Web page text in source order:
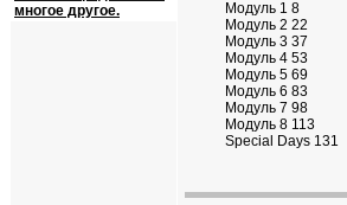
Модуль 1 8
Модуль 2 22
Модуль 3 37
Модуль 4 53
Модуль 5 69
Модуль 6 83
Модуль 7 98
Модуль 8 113
Special Days 131
многое другое.